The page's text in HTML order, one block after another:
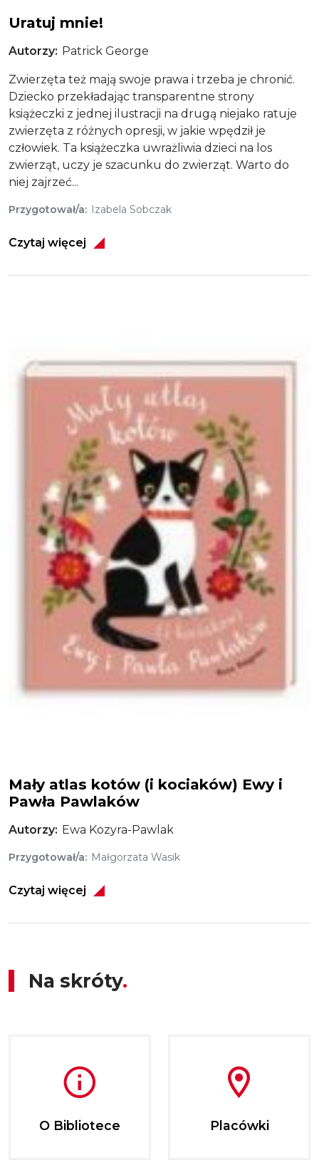
Uratuj mnie!
Autorzy Patrick George
Zwierzęta też mają swoje prawa i trzeba je chronić.
Dziecko przekładając transparentne strony
książeczki z jednej ilustracji na drugą niejako ratuje
zwierzęta z różnych opresji, w jakie wpędził je
człowiek. Ta książeczka uwrażliwia dzieci na los
zwierząt, uczy je szacunku do zwierząt. Warto do
niej zajrzeć...
Przygotował/a Izabela Sobczak
Czytaj więcej
Mały atlas kotów (i kociaków) Ewy i
Pawła Pawlaków
Autorzy Ewa Kozyra-Pawlak
Przygotował/a Małgorzata Wasik
Czytaj więcej
Na skróty
O Bibliotece Placówki